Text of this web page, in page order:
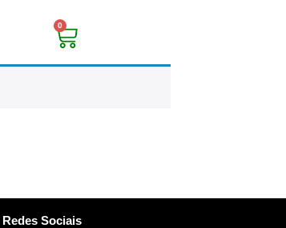
0
Redes Sociais